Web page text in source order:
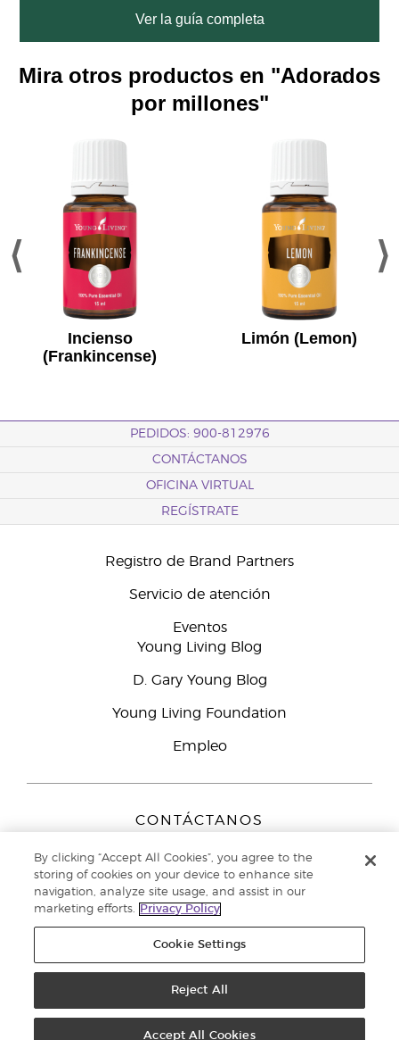
Ver la guía completa
Mira otros productos en "Adorados
por millones"
Incienso
(Frankincense)
Limón (Lemon)
PEDIDOS: 900-812976
CONTÁCTANOS
OFICINA VIRTUAL
REGÍSTRATE
Registro de Brand Partners
Servicio de atención
Eventos
Young Living Blog
D. Gary Young Blog
Young Living Foundation
Empleo
CONTÁCTANOS
Peizerweg 97
9727 AJ Groningen
Netherlands
Servicio de atención:900-812976
reservados. |Política de privacidad
By clicking “Accept All Cookies”, you agree to the
storing of cookies on your device to enhance site
navigation, analyze site usage, and assist in our
marketing efforts.
Privacy Policy
Cookie Settings
Reject All
Accept All Cookies